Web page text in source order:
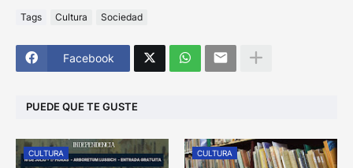
Tags Cultura Sociedad
Facebook
PUEDE QUE TE GUSTE
CULTURA CULTURA